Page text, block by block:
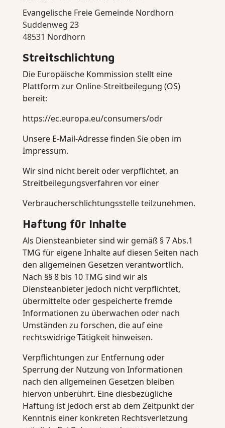
Evangelische Freie Gemeinde Nordhorn
Suddenweg 23
48531 Nordhorn
Streitschlichtung
Die Europäische Kommission stellt eine
Plattform zur Online-Streitbeilegung (OS)
bereit:
https://ec.europa.eu/consumers/odr
Unsere E-Mail-Adresse finden Sie oben im
Impressum.
Wir sind nicht bereit oder verpflichtet, an
Streitbeilegungsverfahren vor einer
Verbraucherschlichtungsstelle teilzunehmen.
Haftung für Inhalte
Als Diensteanbieter sind wir gemäß § 7 Abs.1
TMG für eigene Inhalte auf diesen Seiten nach
den allgemeinen Gesetzen verantwortlich.
Nach §§ 8 bis 10 TMG sind wir als
Diensteanbieter jedoch nicht verpflichtet,
übermittelte oder gespeicherte fremde
Informationen zu überwachen oder nach
Umständen zu forschen, die auf eine
rechtswidrige Tätigkeit hinweisen.
Verpflichtungen zur Entfernung oder
Sperrung der Nutzung von Informationen
nach den allgemeinen Gesetzen bleiben
hiervon unberührt. Eine diesbezügliche
Haftung ist jedoch erst ab dem Zeitpunkt der
Kenntnis einer konkreten Rechtsverletzung